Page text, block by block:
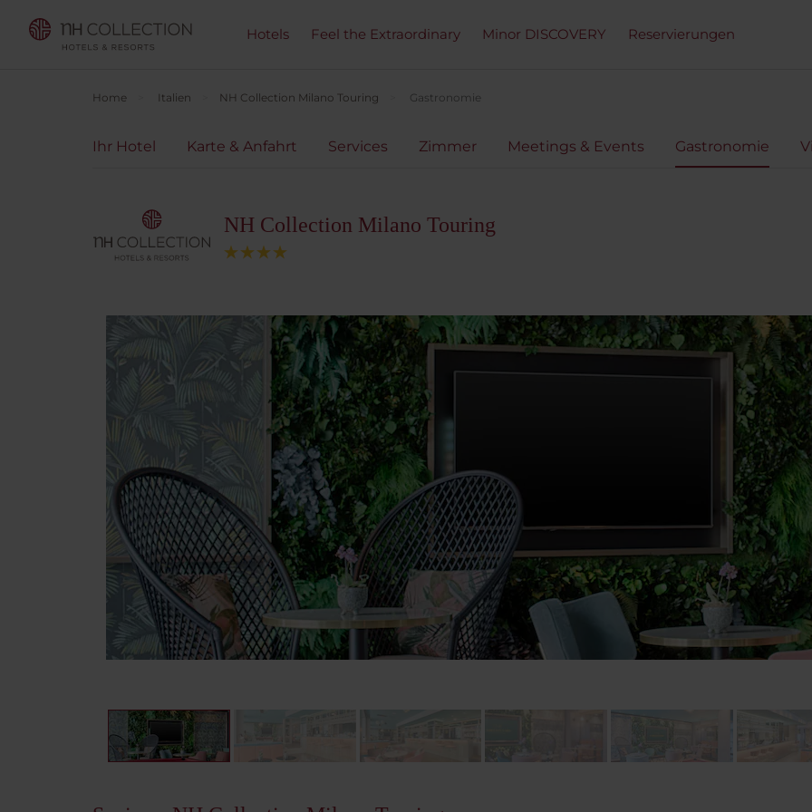
Hotels Feel the Extraordinary Minor DISCOVERY Reservierungen
Home Italien NH Collection Milano Touring Gastronomie
Ihr Hotel Karte & Anfahrt Services Zimmer Meetings & Events Gastronomie
NH Collection Milano Touring